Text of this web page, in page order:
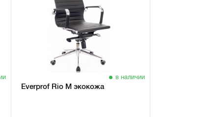
в наличии
Everprof Rio M экокожа